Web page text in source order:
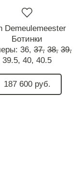
Demeulemeester
Ботинки
36, 37, 38, 39,
39.5, 40, 40.5
187 600 руб.